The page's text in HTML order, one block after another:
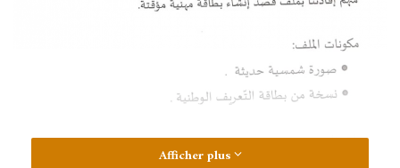
Afficher plus